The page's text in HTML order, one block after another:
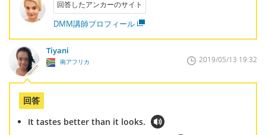
回答したアンカーのサイト
DMM講師プロフィール
Tiyani
南アフリカ 2019/05/13 19:32
回答
It tastes better than it looks.